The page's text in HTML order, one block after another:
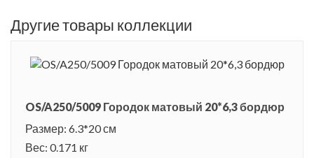
Другие товары коллекции
OS/A250/5009 Городок матовый 20*6,3 бордюр
Размер: 6.3*20 см
Вес: 0.171 кг